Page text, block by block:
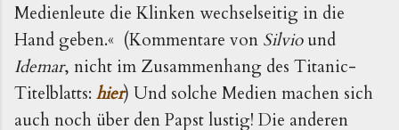
Medienleute die Klinken wechselseitig in die
Hand geben.«  (Kommentare von Silvio
Idemar, nicht im Zusammenhang des Titanic-
Titelblatts: hier) Und solche Medien machen sich
auch noch über den Papst lustig! Die anderen